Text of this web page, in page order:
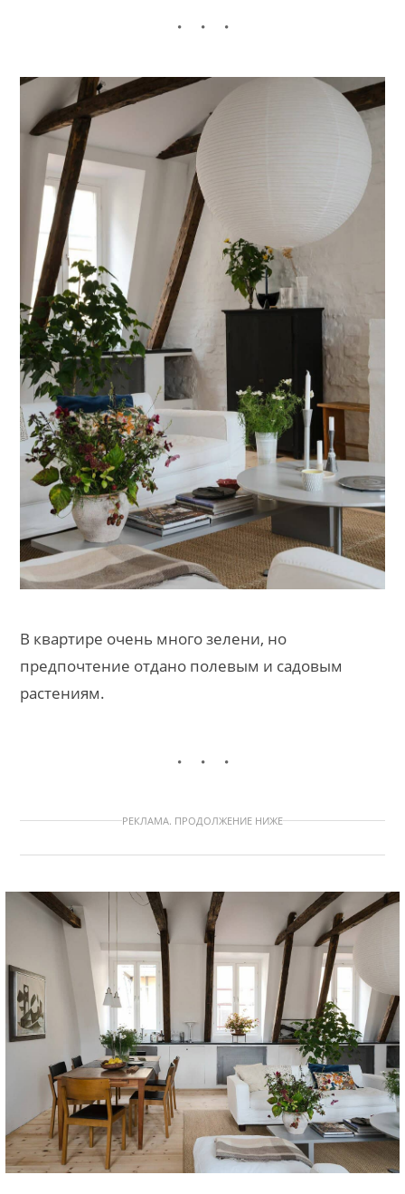
В квартире очень много зелени, но
предпочтение отдано полевым и садовым
растениям.
РЕКЛАМА. ПРОДОЛЖЕНИЕ НИЖЕ